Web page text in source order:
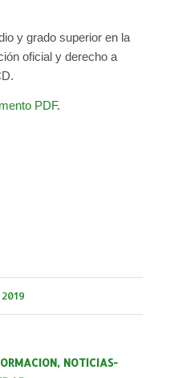
y grado superior en la
oficial y derecho a
PDF.
2019
, NOTICIAS-